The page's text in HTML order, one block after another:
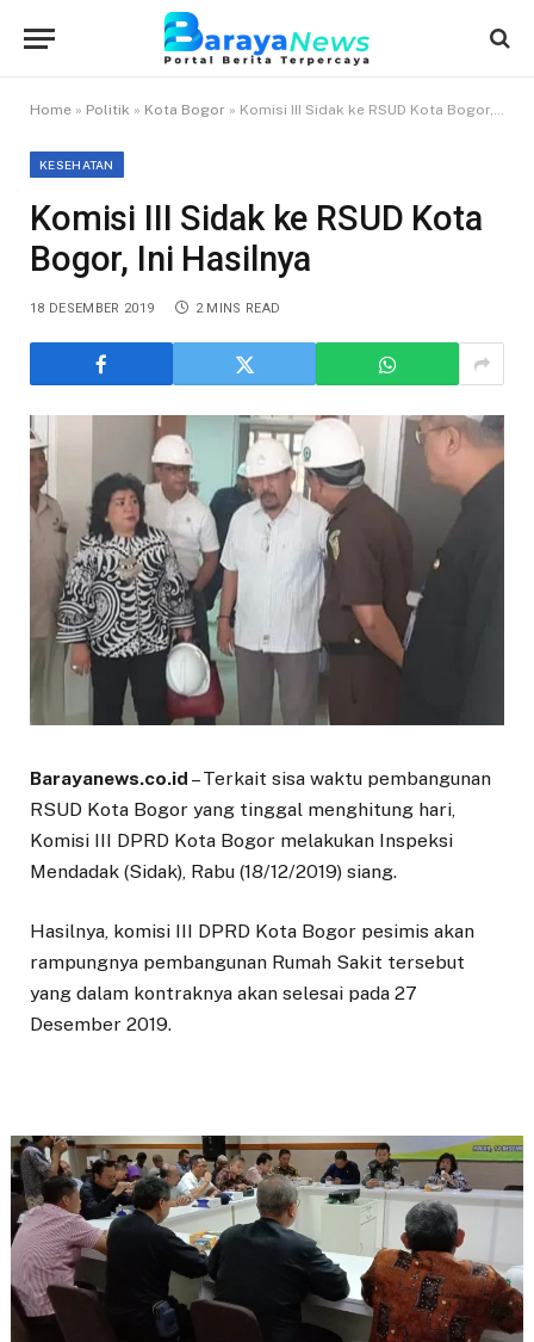
Home » Politik » Kota Bogor » Komisi III Sidak ke RSUD Kota Bogor, Ini Hasilnya
KESEHATAN
Komisi III Sidak ke RSUD Kota
Bogor, Ini Hasilnya
18 DESEMBER 2019 2 MINS READ
Barayanews.co.id – Terkait sisa waktu pembangunan
RSUD Kota Bogor yang tinggal menghitung hari,
Komisi III DPRD Kota Bogor melakukan Inspeksi
Mendadak (Sidak), Rabu (18/12/2019) siang.
Hasilnya, komisi III DPRD Kota Bogor pesimis akan
rampungnya pembangunan Rumah Sakit tersebut
yang dalam kontraknya akan selesai pada 27
Desember 2019.